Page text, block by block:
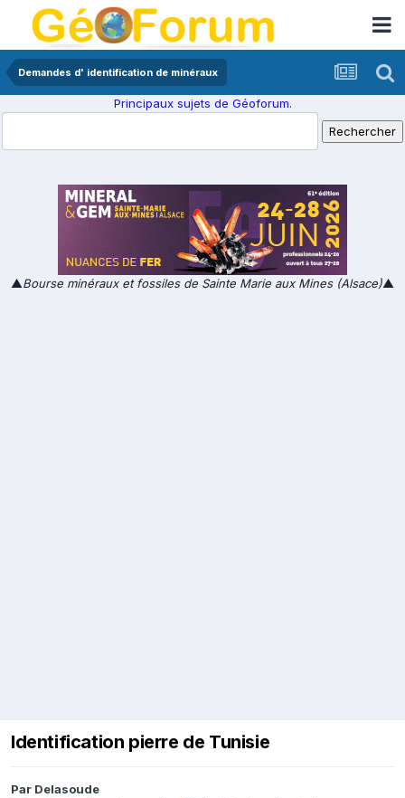
Demandes d' identification de minéraux
Principaux sujets de Géoforum.
▲Bourse minéraux et fossiles de Sainte Marie aux Mines (Alsace)▲
Identification pierre de Tunisie
Par Delasoude